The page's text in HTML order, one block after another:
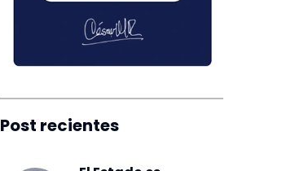
Post recientes